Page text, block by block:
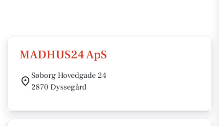
MADHUS24 ApS
Søborg Hovedgade 24
2870 Dyssegård